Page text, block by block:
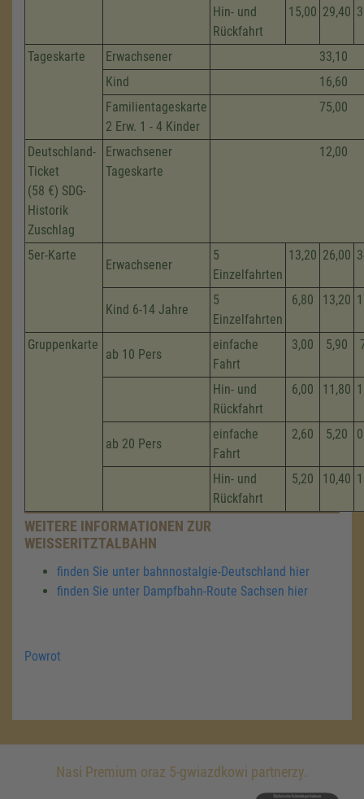
Hin- und
Rückfahrt
15,00 29,40
Tageskarte Erwachsener
33,10
Kind
16,60
Familientageskarte
2 Erw. 1 - 4 Kinder
75,00
Deutschland-
Ticket
(58 €) SDG-
Historik
Zuschlag
Erwachsener
Tageskarte
12,00
5er-Karte
Erwachsener
5
Einzelfahrten
13,20 26,00
Kind 6-14 Jahre
5
Einzelfahrten
6,80 13,20
Gruppenkarte
ab 10 Pers
einfache
Fahrt
3,00 5,90
Hin- und
Rückfahrt
6,00 11,80
ab 20 Pers
einfache
Fahrt
2,60 5,20
Hin- und
Rückfahrt
5,20 10,40
WEITERE INFORMATIONEN ZUR
WEISSERITZTALBAHN
finden Sie unter bahnnostalgie-Deutschland hier
finden Sie unter Dampfbahn-Route Sachsen hier
Powrot
Nasi Premium oraz 5-gwiazdkowi partnerzy.